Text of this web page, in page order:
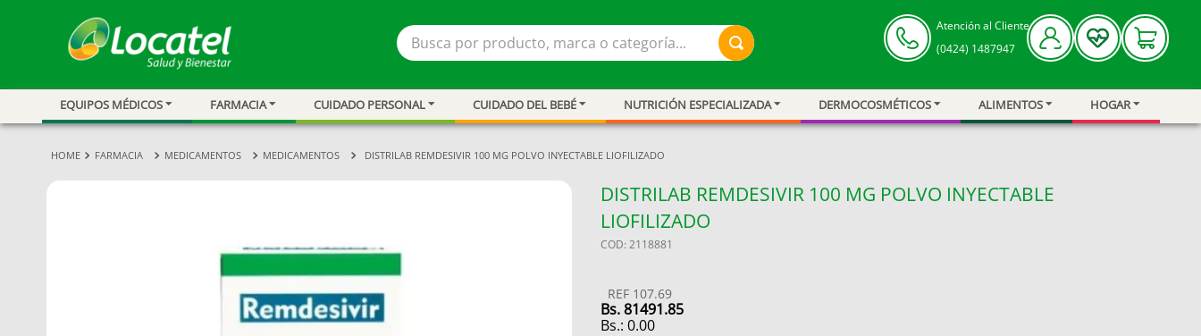
Busca por producto, marca o categoría...
Atención al Cliente
(0424) 1487947
EQUIPOS MÉDICOS FARMACIA CUIDADO PERSONAL CUIDADO DEL BEBÉ NUTRICIÓN ESPECIALIZADA DERMOCOSMÉTICOS ALIMENTOS HOGAR
FARMACIA MEDICAMENTOS MEDICAMENTOS DISTRILAB REMDESIVIR 100 MG POLVO INYECTABLE LIOFILIZADO
DISTRILAB REMDESIVIR 100 MG POLVO INYECTABLE
LIOFILIZADO
COD: 2118881
REF 107.69
Bs.81491.85
Bs.: 0.00
3.
tensiometro
6.
linezolid
7.
champu